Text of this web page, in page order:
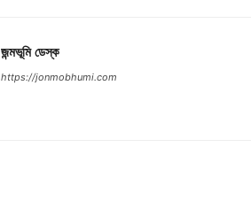
জন্মভূমি ডেস্ক
https://jonmobhumi.com